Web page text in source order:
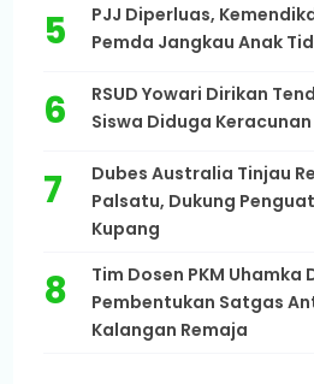
PJJ Diperluas,
Pemda Jangkau Anak
RSUD Yowari Dirikan
Siswa Diduga Keracunan
Dubes Australia Tinjau
Palsatu, Dukung
Kupang
Tim Dosen PKM Uhamka
Pembentukan Satgas
Kalangan Remaja